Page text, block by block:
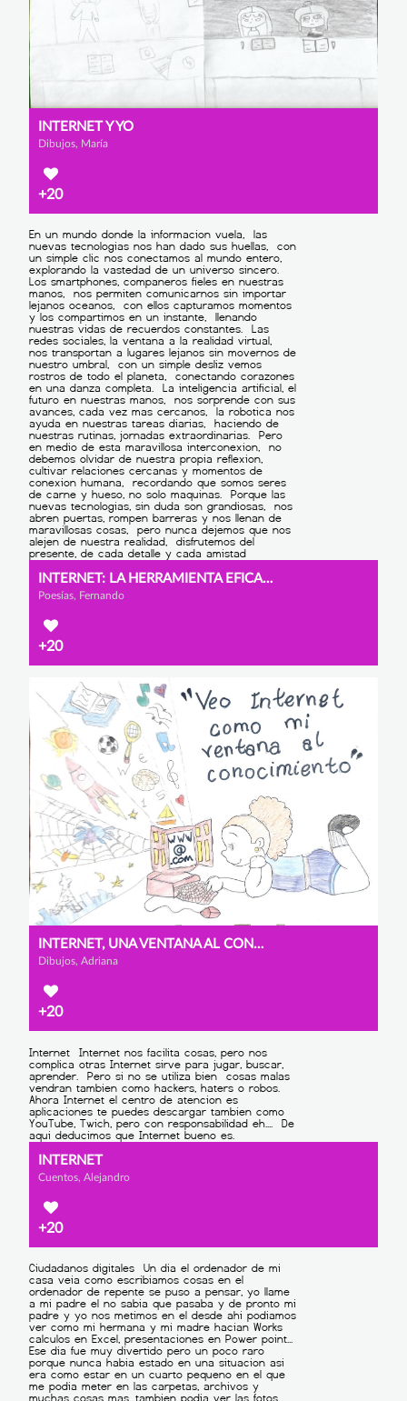
INTERNET Y YO
Dibujos, María
+20
INTERNET: LA HERRAMIENTA EFICAZ QUE BIEN USADA NOS APORTA SEGURIDAD
Poesías, Fernando
+20
INTERNET, UNA VENTANA AL CONOCIMIENTO
Dibujos, Adriana
+20
INTERNET
Cuentos, Alejandro
+20